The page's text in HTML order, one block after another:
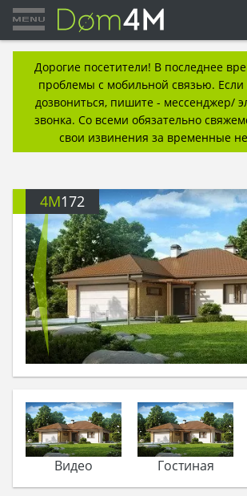
Дорогие посетители! В последнее
проблемы с мобильной связью.
дозвониться, пишите - мессенджер/
звонка. Со всеми обязательно
свои извинения за временные
4M172
Видео Гостиная